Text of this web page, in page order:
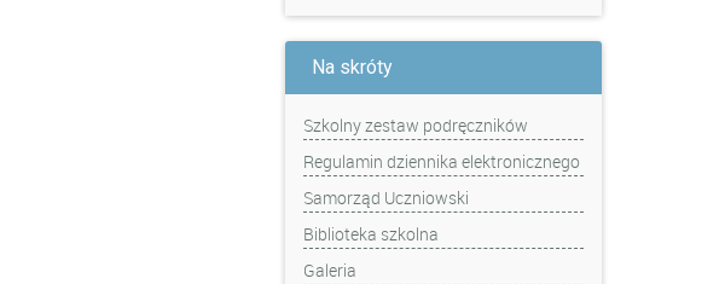
Na skróty
Szkolny zestaw podręczników
Regulamin dziennika elektronicznego
Samorząd Uczniowski
Biblioteka szkolna
Galeria